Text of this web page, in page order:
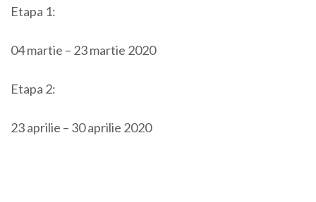
Etapa 1:
04 martie – 23 martie 2020
Etapa 2:
23 aprilie – 30 aprilie 2020